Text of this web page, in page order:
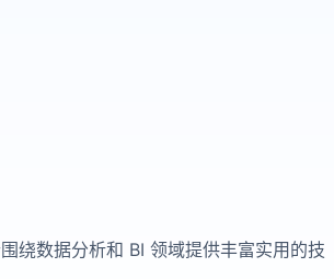
绕数据分析和 BI 领域提供丰富实用的技